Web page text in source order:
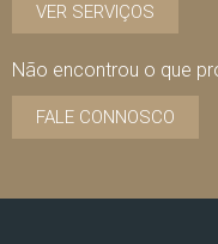
VER SERVIÇOS
Não encontrou o que
FALE CONNOSCO